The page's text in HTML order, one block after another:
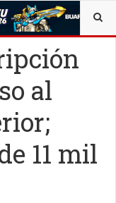
al
11 mil